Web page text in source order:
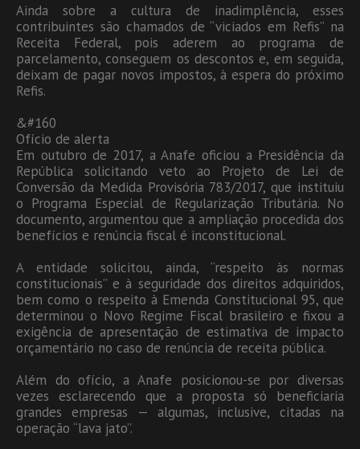
Ainda sobre a cultura de inadimplência, esses
contribuintes são chamados de “viciados em Refis” na
Receita Federal, pois aderem ao programa de
parcelamento, conseguem os descontos e, em seguida,
deixam de pagar novos impostos, à espera do próximo
Refis.
&#160
Ofício de alerta
Em outubro de 2017, a Anafe oficiou a Presidência da
República solicitando veto ao Projeto de Lei de
Conversão da Medida Provisória 783/2017, que instituiu
o Programa Especial de Regularização Tributária. No
documento, argumentou que a ampliação procedida dos
benefícios e renúncia fiscal é inconstitucional.
A entidade solicitou, ainda, “respeito às normas
constitucionais” e à seguridade dos direitos adquiridos,
bem como o respeito à Emenda Constitucional 95, que
determinou o Novo Regime Fiscal brasileiro e fixou a
exigência de apresentação de estimativa de impacto
orçamentário no caso de renúncia de receita pública.
Além do ofício, a Anafe posicionou-se por diversas
vezes esclarecendo que a proposta só beneficiaria
grandes empresas — algumas, inclusive, citadas na
operação “lava jato”.